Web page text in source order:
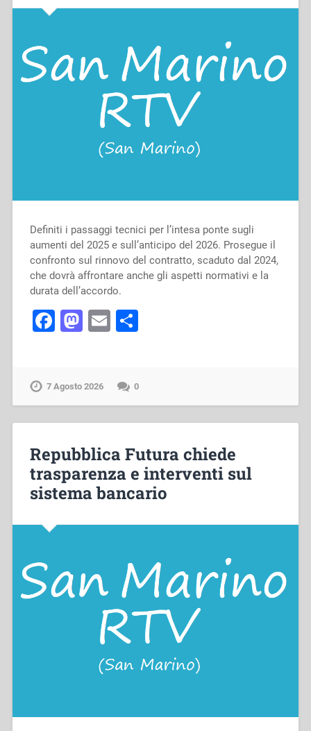
Definiti i passaggi tecnici per l’intesa ponte sugli
aumenti del 2025 e sull’anticipo del 2026. Prosegue il
confronto sul rinnovo del contratto, scaduto dal 2024,
che dovrà affrontare anche gli aspetti normativi e la
durata dell’accordo.
Facebook
Mastodon
EmailCondividi
7 Agosto 2026 0
Repubblica Futura chiede
trasparenza e interventi sul
sistema bancario